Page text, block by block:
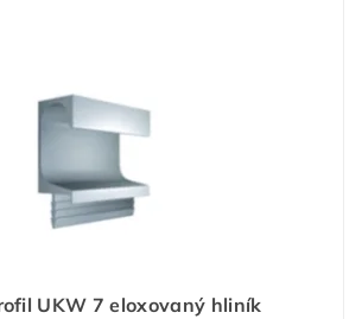
UKW 7 eloxovaný hliník